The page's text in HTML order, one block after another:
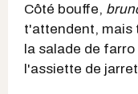
Côté bouffe,
t'attendent, mais
la salade de
l'assiette de